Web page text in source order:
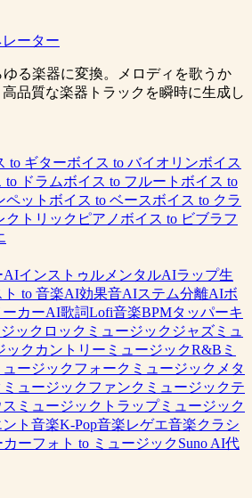
金を見る
ーター
る楽器に変換。メロディを歌うか
品質な楽器トラックを瞬時に生成し
to ギターボイス to バイオリンボイス
to ドラムボイス to フルート ボイス to
ペット ボイス to ベースボイス to クラ
クトリックピアノ ボイス to ビブラフ
AIインストゥルメンタルAIラップ生
to 音楽AI効果音AIステム分離AIボ
カーAI歌詞Lofi音楽BPMタッパーキ
ック ロックミュージック ジャズミュ
ック カントリーミュージックR&Bミ
ージックフォークミュージック メタ
ュージックファンクミュージックテ
ミュージック トラップミュージック
ト音楽K-Pop音楽レゲエ音楽クラシ
ーフォト to ミュージックSuno AI代